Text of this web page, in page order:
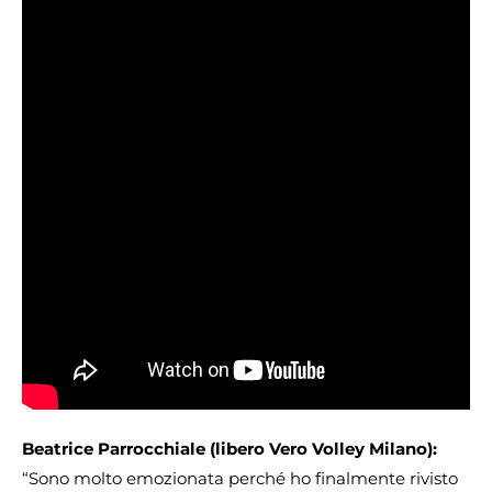
Beatrice Parrocchiale (libero Vero Volley Milano):
“Sono molto emozionata perché ho finalmente rivisto